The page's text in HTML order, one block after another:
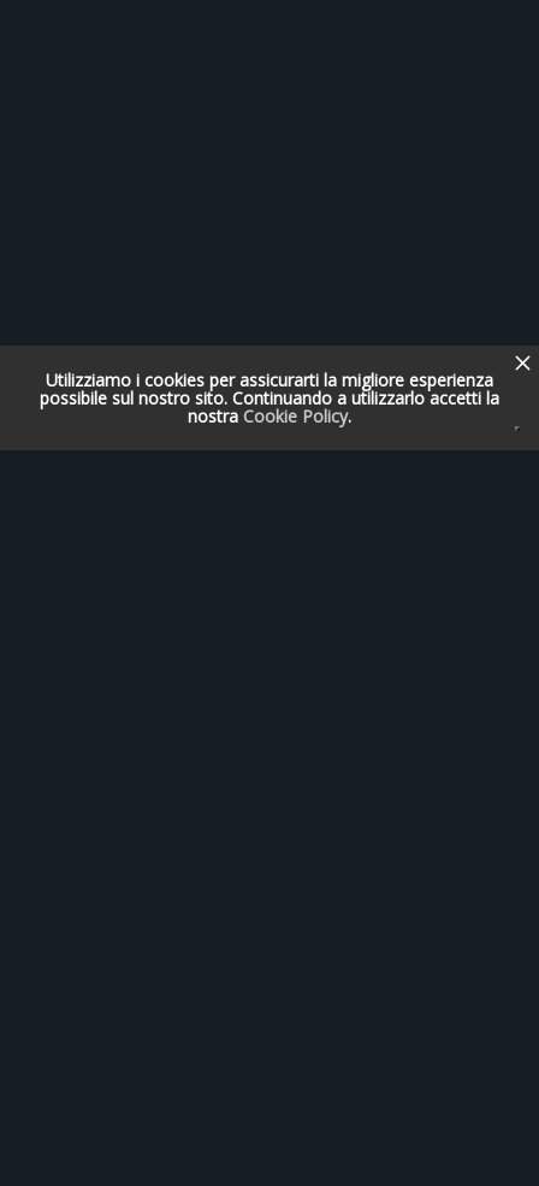
Utilizziamo i cookies per assicurarti la migliore esperienza
possibile sul nostro sito. Continuando a utilizzarlo accetti la
nostra Cookie Policy.